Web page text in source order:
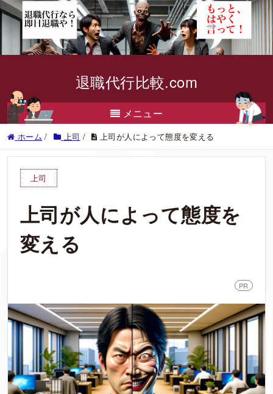
退職代行比較.com
メニュー
ホーム / 上司 / 上司が人によって態度を変える
上司
上司が人によって態度を
変える
PR